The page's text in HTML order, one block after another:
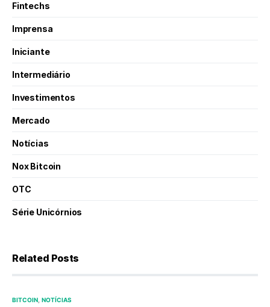
Fintechs
Imprensa
Iniciante
Intermediário
Investimentos
Mercado
Notícias
Nox Bitcoin
OTC
Série Unicórnios
Related Posts
BITCOIN NOTÍCIAS